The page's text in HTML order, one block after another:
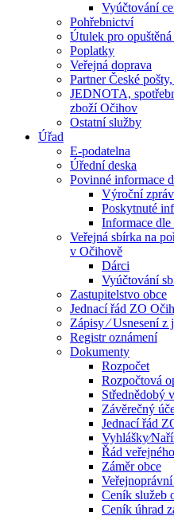
Vyúčtování
Pohřebnictví
Útulek pro
Poplatky
Veřejná doprava
Partner České
JEDNOTA,
zboží Očihov
Ostatní služby
Úřad
E-podatelna
Úřední deska
Povinné informace
Výroční
Poskytnuté
Informace dle
Veřejná sbírka na
v Očihově
Dárci
Vyúčtování
Zastupitelstvo obce
Jednací řád ZO
Zápisy ⁄ Usnesení z
Registr oznámení
Dokumenty
Rozpočet
Rozpočtová
Střednědobý
Závěrečný
Jednací řád
Řád
Záměr obce
Ceník služeb
Ceník úhrad